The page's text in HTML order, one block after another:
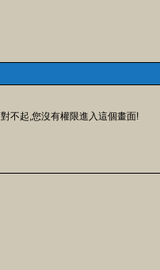
對不起,您沒有權限進入這個畫面!